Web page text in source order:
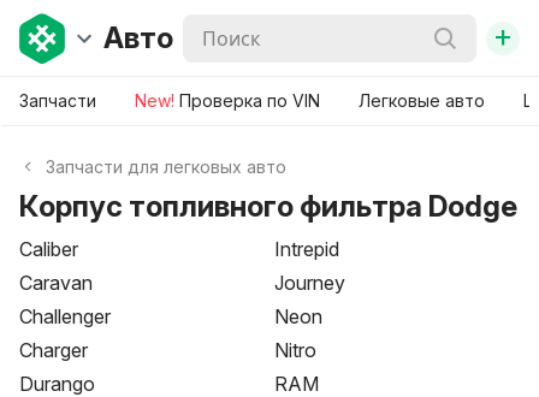
Авто +
Запчасти New! Проверка по VIN Легковые авто
Запчасти для легковых авто
Корпус топливного фильтра Dodge
Caliber
Caravan
Challenger
Charger
Durango
Intrepid
Journey
Neon
Nitro
RAM